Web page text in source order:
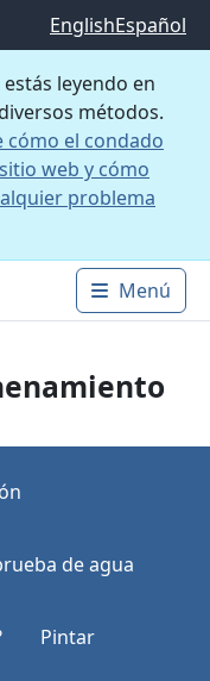
EnglishEspañol
leyendo en
métodos.
el condado
web y cómo
problema
Main
Menú
de agua
Pintar